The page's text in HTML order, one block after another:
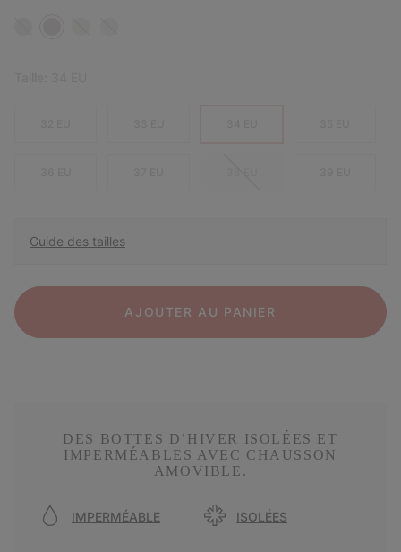
Guide des tailles
AJOUTER AU PANIER
DES BOTTES D’HIVER ISOLÉES ET
IMPERMÉABLES AVEC CHAUSSON
AMOVIBLE.
IMPERMÉABLE ISOLÉES